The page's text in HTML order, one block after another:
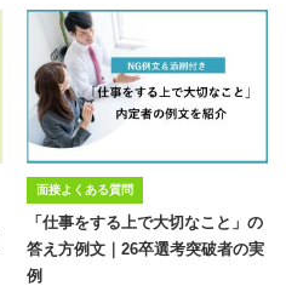
面接よくある質問
「仕事をする上で大切なこと」の
答え方例文｜26卒選考突破者の実
例